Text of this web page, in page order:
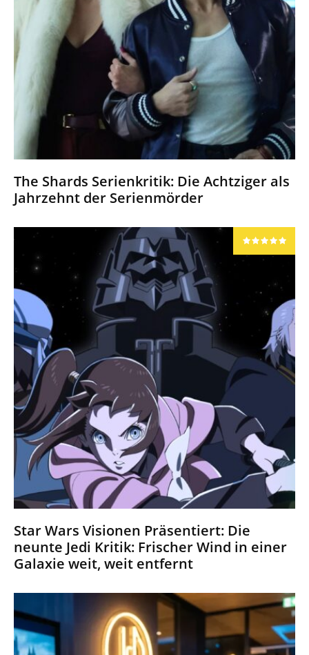
The Shards Serienkritik: Die Achtziger als
Jahrzehnt der Serienmörder
Star Wars Visionen Präsentiert: Die
neunte Jedi Kritik: Frischer Wind in einer
Galaxie weit, weit entfernt